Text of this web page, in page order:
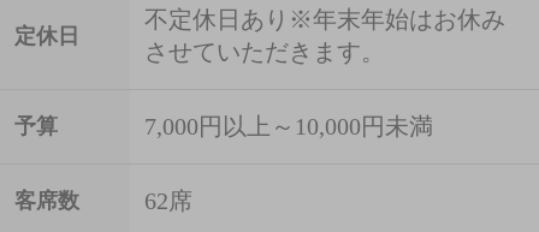
定休日
不定休日あり※年末年始はお休み
させていただきます。
予算 7,000円以上～10,000円未満
客席数 62席